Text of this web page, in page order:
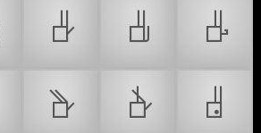
𝠭 𝠮
𝠯
𝠲 𝠳
𝠴